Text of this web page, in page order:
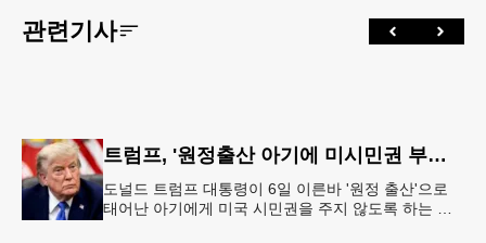
관련기사
트럼프, '원정출산 아기에 미시민권 부여 금지' 행정명령 서명
도널드 트럼프 대통령이 6일 이른바 '원정 출산'으로
태어난 아기에게 미국 시민권을 주지 않도록 하는 행